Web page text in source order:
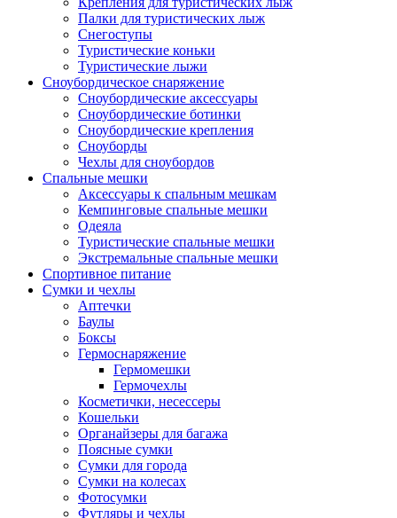
Палки для туристических лыж
Снегоступы
Туристические коньки
Туристические лыжи
Сноубордическое снаряжение
Сноубордические аксессуары
Сноубордические ботинки
Сноубордические крепления
Сноуборды
Чехлы для сноубордов
Спальные мешки
Аксессуары к спальным мешкам
Кемпинговые спальные мешки
Одеяла
Туристические спальные мешки
Экстремальные спальные мешки
Спортивное питание
Сумки и чехлы
Аптечки
Баулы
Боксы
Гермоснаряжение
Гермомешки
Гермочехлы
Косметички, несессеры
Кошельки
Органайзеры для багажа
Поясные сумки
Сумки для города
Сумки на колесах
Фотосумки
Футляры и чехлы